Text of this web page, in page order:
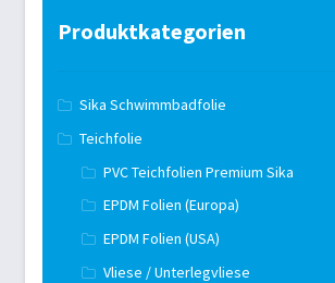
Produktkategorien
Sika Schwimmbadfolie
Teichfolie
PVC Teichfolien Premium Sika
EPDM Folien (Europa)
EPDM Folien (USA)
Vliese / Unterlegvliese